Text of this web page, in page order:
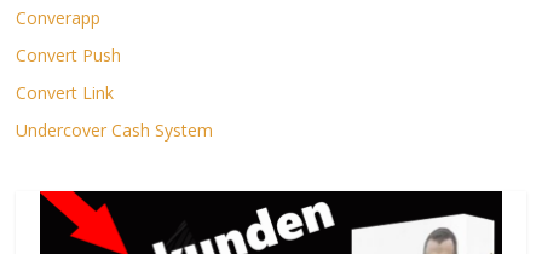
Converapp
Convert Push
Convert Link
Undercover Cash System